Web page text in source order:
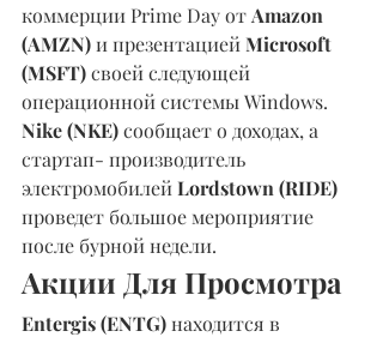
коммерции Prime Day от Amazon
(AMZN) и презентацией Microsoft
(MSFT) своей следующей
операционной системы Windows.
Nike (NKE) сообщает о доходах, а
стартап- производитель
электромобилей Lordstown (RIDE)
проведет большое мероприятие
после бурной недели.
Акции Для Просмотра
Entergis (ENTG) находится в